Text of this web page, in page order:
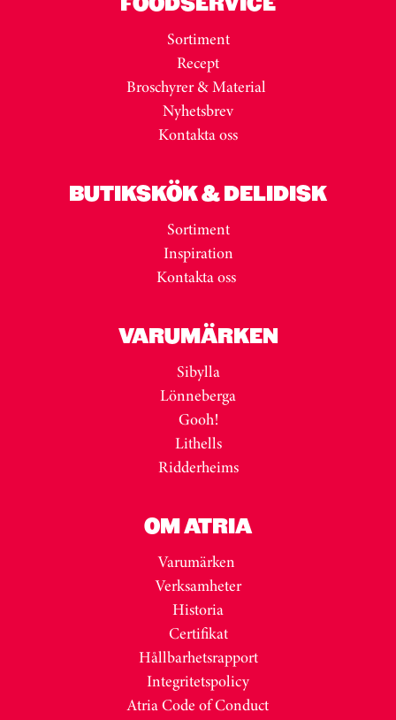
Sortiment
Recept
Broschyrer & Material
Nyhetsbrev
Kontakta oss
BUTIKSKÖK & DELIDISK
Sortiment
Inspiration
Kontakta oss
VARUMÄRKEN
Sibylla
Lönneberga
Gooh!
Lithells
Ridderheims
OM ATRIA
Varumärken
Verksamheter
Historia
Certifikat
Hållbarhetsrapport
Integritetspolicy
Atria Code of Conduct